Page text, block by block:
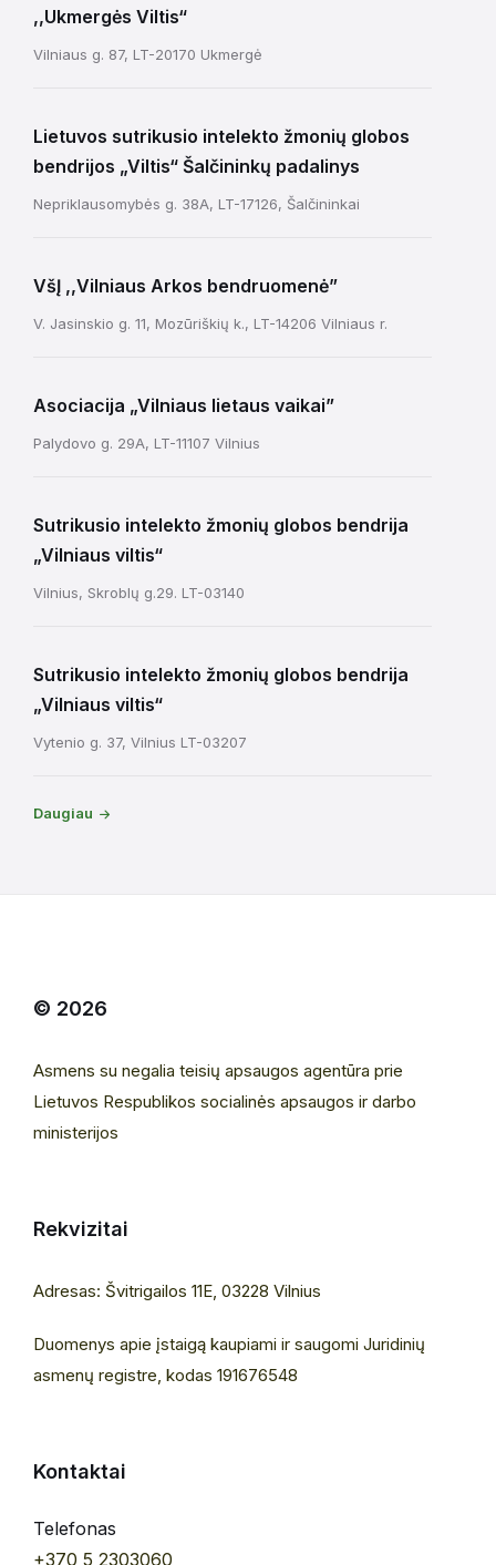
,,Ukmergės Viltis“
Vilniaus g. 87, LT-20170 Ukmergė
Lietuvos sutrikusio intelekto žmonių globos
bendrijos „Viltis“ Šalčininkų padalinys
Nepriklausomybės g. 38A, LT-17126, Šalčininkai
VšĮ ,,Vilniaus Arkos bendruomenė”
V. Jasinskio g. 11, Mozūriškių k., LT-14206 Vilniaus r.
Asociacija „Vilniaus lietaus vaikai”
Palydovo g. 29A, LT-11107 Vilnius
Sutrikusio intelekto žmonių globos bendrija
„Vilniaus viltis“
Vilnius, Skroblų g.29. LT-03140
Sutrikusio intelekto žmonių globos bendrija
„Vilniaus viltis“
Vytenio g. 37, Vilnius LT-03207
Daugiau
© 2026
Asmens su negalia teisių apsaugos agentūra prie
Lietuvos Respublikos socialinės apsaugos ir darbo
ministerijos
Rekvizitai
Adresas: Švitrigailos 11E, 03228 Vilnius
Duomenys apie įstaigą kaupiami ir saugomi Juridinių
asmenų registre, kodas 191676548
Kontaktai
Telefonas
+370 5 2303060